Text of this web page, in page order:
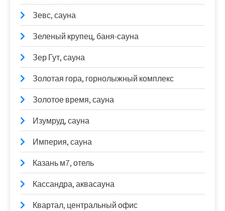
Зевс, сауна
Зеленый крупец, баня-сауна
Зер Гут, сауна
Золотая гора, горнолыжный комплекс
Золотое время, сауна
Изумруд, сауна
Империя, сауна
Казань м7, отель
Кассандра, аквасауна
Квартал, центральный офис